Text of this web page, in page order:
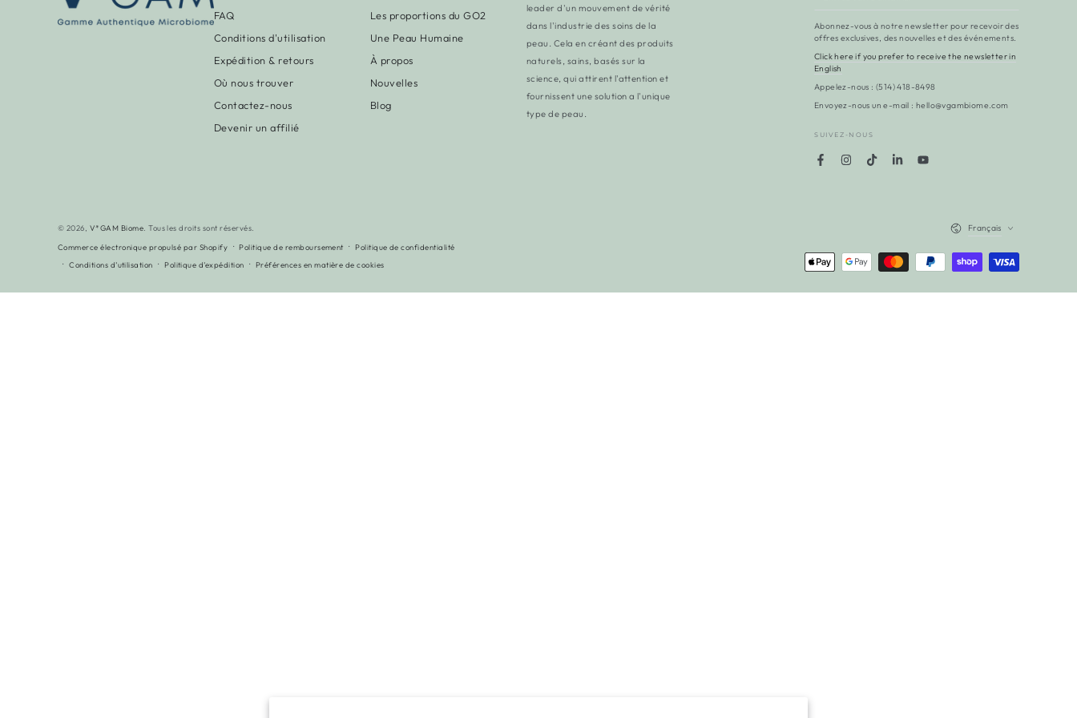
FAQ
Conditions d'utilisation
Expédition & retours
Où nous trouver
Contactez-nous
Devenir un affilié
Les proportions du GO2
Une Peau Humaine
À propos
Nouvelles
Blog
leader d'un mouvement de vérité
dans l'industrie des soins de la
peau. Cela en créant des produits
naturels, sains, basés sur la
science, qui attirent l'attention et
fournissent une solution a l'unique
type de peau.
email
ici
Abonnez-vous à notre newsletter pour recevoir des
offres exclusives, des nouvelles et des événements.
Click here if you prefer to receive the newsletter in
English
Appelez-nous : (514) 418-8498
Envoyez-nous un e-mail : hello@vgambiome.com
SUIVEZ-NOUS
FacebookInstagram
TikTokLinkedInYouTube
© 2026, V*GAM Biome . Tous les droits sont réservés.
Commerce électronique propulsé par Shopify Politique de remboursement
Politique de confidentialité
Conditions d’utilisation
Politique d’expédition Préférences en matière de cookies
Français